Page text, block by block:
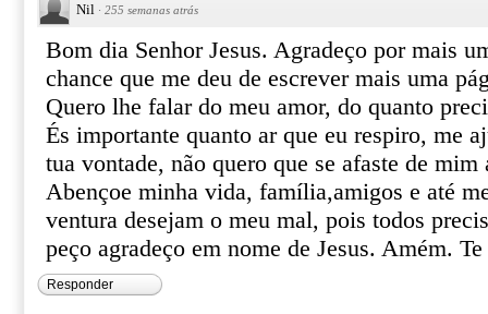
Nil · 255 semanas atrás
Bom dia Senhor Jesus. Agradeço por mais
chance que me deu de escrever mais uma
Quero lhe falar do meu amor, do quanto
És importante quanto ar que eu respiro, me
tua vontade, não quero que se afaste de
Abençoe minha vida, família,amigos e até
ventura desejam o meu mal, pois todos
peço agradeço em nome de Jesus. Amém.
Responder